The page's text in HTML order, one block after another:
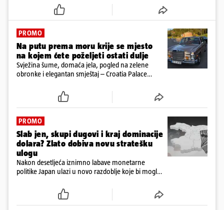
PROMO
Na putu prema moru krije se mjesto
na kojem ćete poželjeti ostati dulje
Svježina šume, domaća jela, pogled na zelene
obronke i elegantan smještaj – Croatia Palace
PROMO
Slab jen, skupi dugovi i kraj dominacije
dolara? Zlato dobiva novu stratešku
ulogu
Nakon desetljeća iznimno labave monetarne
politike Japan ulazi u novo razdoblje koje bi moglo